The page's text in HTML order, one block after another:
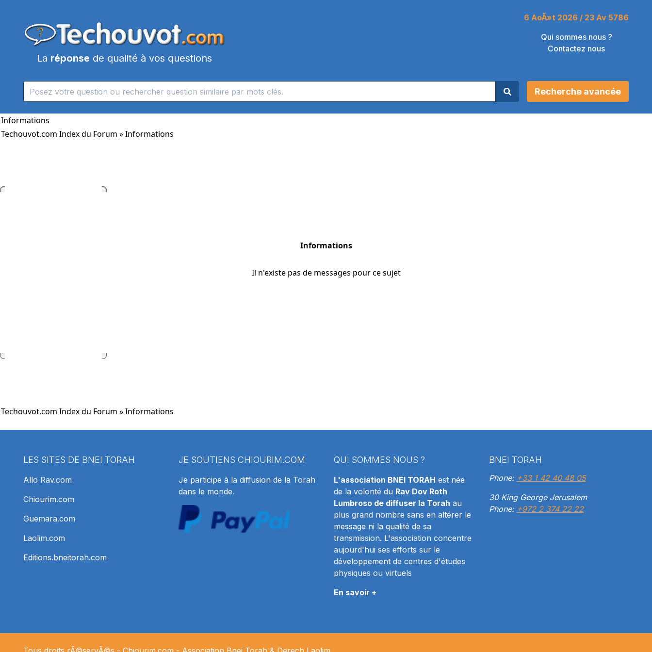
La réponse de qualité à vos questions
6 AoÃ»t 2026 / 23 Av 5786
Qui sommes nous ?
Contactez nous
Recherche avancée
Informations
Techouvot.com Index du Forum » Informations
Informations
Il n'existe pas de messages pour ce sujet
Techouvot.com Index du Forum » Informations
LES SITES DE BNEI TORAH
Allo Rav.com
Chiourim.com
Guemara.com
Laolim.com
Editions.bneitorah.com
JE SOUTIENS CHIOURIM.COM
Je participe à la diffusion de la Torah
dans le monde.
QUI SOMMES NOUS ?
L'association BNEI TORAH est née
de la volonté du Rav Dov Roth
Lumbroso de diffuser la Torah au
plus grand nombre sans en altérer le
message ni la qualité de sa
transmission. L'association concentre
aujourd'hui ses efforts sur le
développement de centres d'études
physiques ou virtuels
En savoir +
BNEI TORAH
Phone: +33 1 42 40 48 05
30 King George Jerusalem
Phone: +972 2 374 22 22